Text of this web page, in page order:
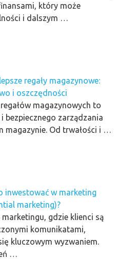
który może
i dalszym …
regały magazynowe:
i oszczędności
magazynowych to
bezpiecznego zarządzania
magazynie. Od trwałości i …
inwestować w marketing
marketing)?
gdzie klienci są
komunikatami,
kluczowym wyzwaniem.
…